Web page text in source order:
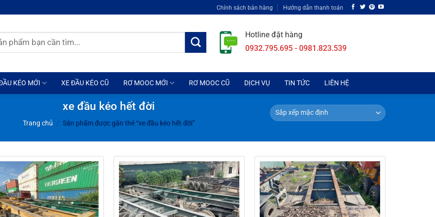
Chính sách bán hàng Hướng dẫn thanh toán
Hotline đặt hàng
0932.795.695 - 0981.823.539
KÉO MỚI XE ĐẦU KÉO CŨ RƠ MOOC MỚI RƠ MOOC CŨ DỊCH VỤ TIN TỨC LIÊN HỆ
xe đầu kéo hết đời
Trang chủ / Sản phẩm được gắn thẻ “xe đầu kéo hết đời”